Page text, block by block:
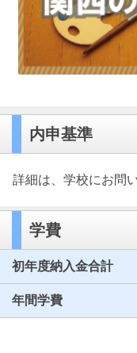
内申基準
詳細は、学校にお問
学費
初年度納入金合計
年間学費